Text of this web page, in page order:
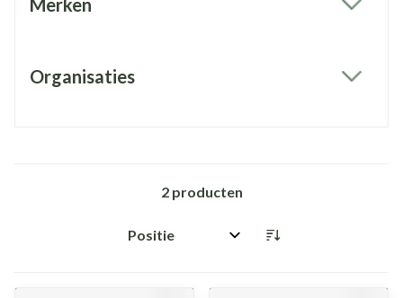
Merken
Organisaties
2producten
Sorteer op: